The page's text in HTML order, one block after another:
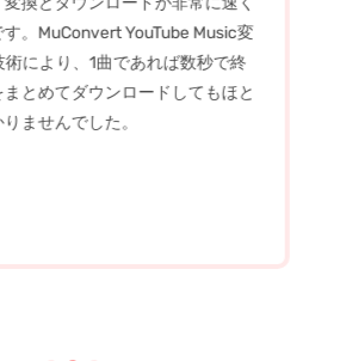
。MuConvert YouTube Music変
により、1曲であれば数秒で終
とめてダウンロードしてもほと
ませんでした。